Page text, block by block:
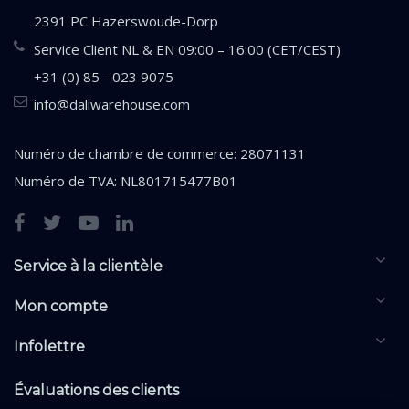
2391 PC Hazerswoude-Dorp
Service Client NL & EN 09:00 – 16:00 (CET/CEST)
+31 (0) 85 - 023 9075
info@daliwarehouse.com
Numéro de chambre de commerce: 28071131
Numéro de TVA: NL801715477B01
Service à la clientèle
Mon compte
Infolettre
Évaluations des clients